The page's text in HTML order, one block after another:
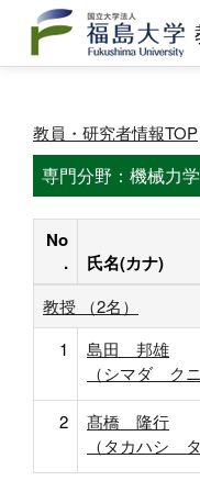
教員・研究者情報TOP
専門分野：機械力
No
.
氏名(カナ)
教授 （2名）
1
島田 邦雄
（シマダ クニ
2
髙橋 隆行
（タカハシ